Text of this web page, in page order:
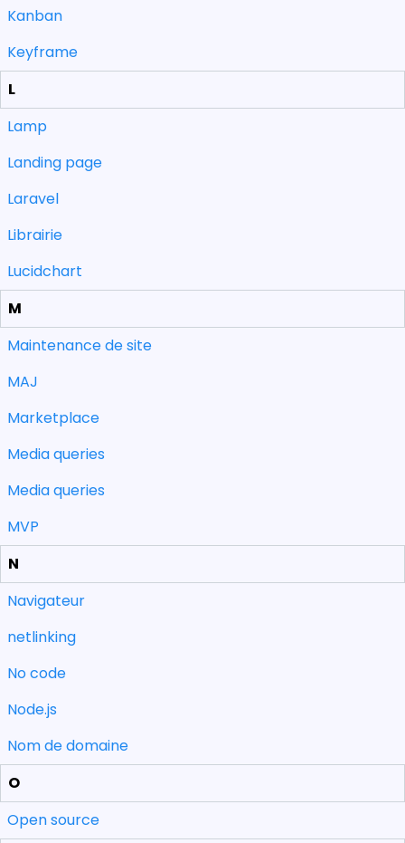
Kanban
Keyframe
L
Lamp
Landing page
Laravel
Librairie
Lucidchart
M
Maintenance de site
MAJ
Marketplace
Media queries
Media queries
MVP
N
Navigateur
netlinking
No code
Node.js
Nom de domaine
O
Open source